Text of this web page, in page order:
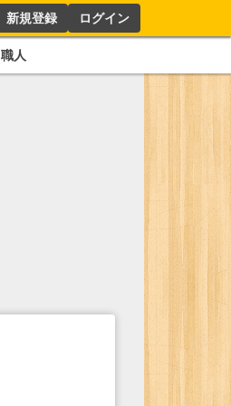
新規登録 ログイン
職人